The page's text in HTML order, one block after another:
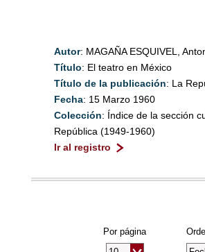
Autor: MAGAÑA ESQUIVEL,
Título: El teatro en México
Título de la publicación: La
Fecha: 15 Marzo 1960
Colección: Índice de la sección
República (1949-1960)
Ir al registro
Por página